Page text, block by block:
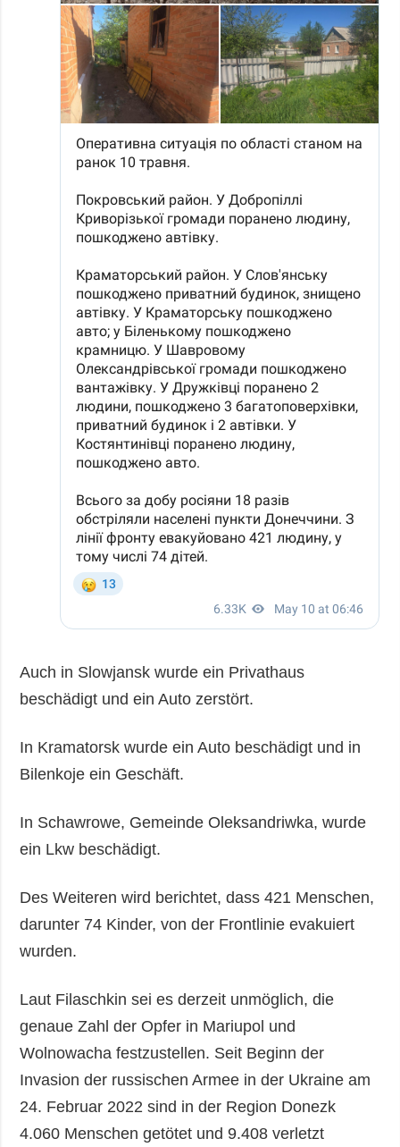
Auch in Slowjansk wurde ein Privathaus
beschädigt und ein Auto zerstört.
In Kramatorsk wurde ein Auto beschädigt und in
Bilenkoje ein Geschäft.
In Schawrowe, Gemeinde Oleksandriwka, wurde
ein Lkw beschädigt.
Des Weiteren wird berichtet, dass 421 Menschen,
darunter 74 Kinder, von der Frontlinie evakuiert
wurden.
Laut Filaschkin sei es derzeit unmöglich, die
genaue Zahl der Opfer in Mariupol und
Wolnowacha festzustellen. Seit Beginn der
Invasion der russischen Armee in der Ukraine am
24. Februar 2022 sind in der Region Donezk
4.060 Menschen getötet und 9.408 verletzt